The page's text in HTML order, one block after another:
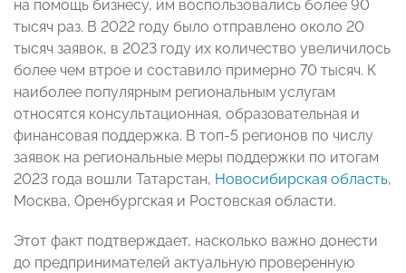
на помощь бизнесу, им воспользовались более 90
тысяч раз. В 2022 году было отправлено около 20
тысяч заявок, в 2023 году их количество увеличилось
более чем втрое и составило примерно 70 тысяч. К
наиболее популярным региональным услугам
относятся консультационная, образовательная и
финансовая поддержка. В топ-5 регионов по числу
заявок на региональные меры поддержки по итогам
2023 года вошли Татарстан, Новосибирская область,
Москва, Оренбургская и Ростовская области.
Этот факт подтверждает, насколько важно донести
до предпринимателей актуальную проверенную